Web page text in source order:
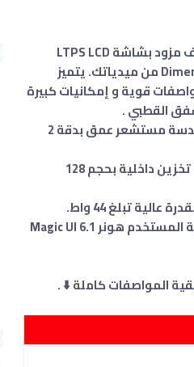
يعتبر هاتف Honor X40i واحد من هواتف هونر المتميزة متوسطة المدى، الهاتف مزود بشاشة LTPS LCD
مقاس 6.7 بوصة بدقة FHD + ومعدل تحديث 60 هرتز ومجموعة شرائح Dimensity 700 من ميدياتك. يتميز
ملم فقط عند أعلى نقطة له ويزن 175 جرامًا ، بمواصفات قوية و إمكانيات كبيرة
القطبي .
يحتوي في الجزء الخلفي على كاميرا رئيسية بدقة 50 ميجابكسل بالإضافة الى عدسة مستشعر عمق بدقة 2
يتوفر بذاكرة وصول عشوائي بسعة 8 جيجابايت رام و12 جيجابايت رام، وبمساحة تخزين داخلية بحجم 128
المواصفات كاملة ⬇️ .